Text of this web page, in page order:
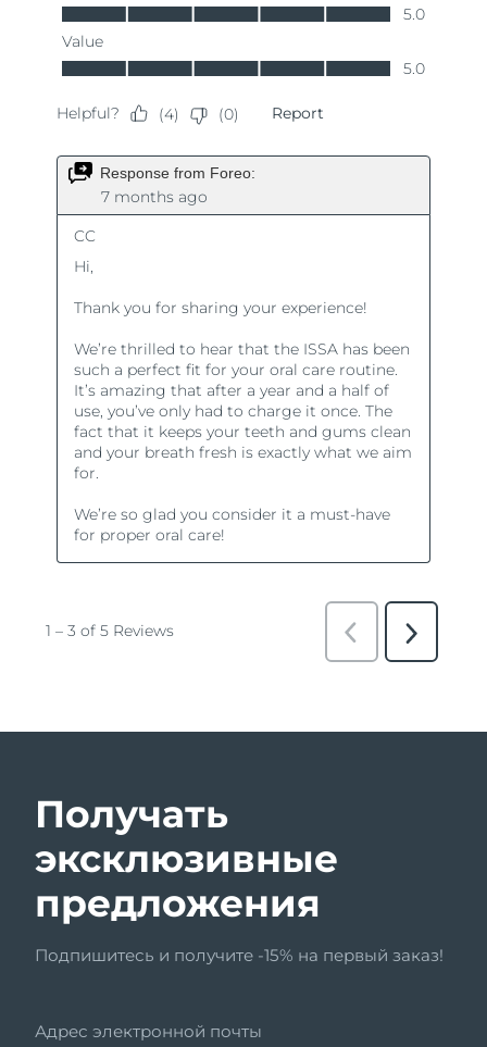
Получать
эксклюзивные
предложения
Подпишитесь и получите -15% на первый заказ!
Адрес электронной почты